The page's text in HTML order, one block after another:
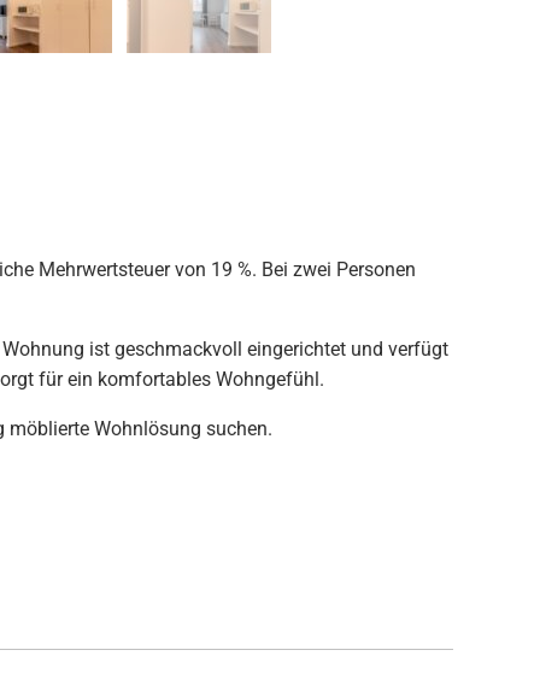
Mehrwertsteuer von 19 %. Bei zwei Personen
ist geschmackvoll eingerichtet und verfügt
für ein komfortables Wohngefühl.
möblierte Wohnlösung suchen.